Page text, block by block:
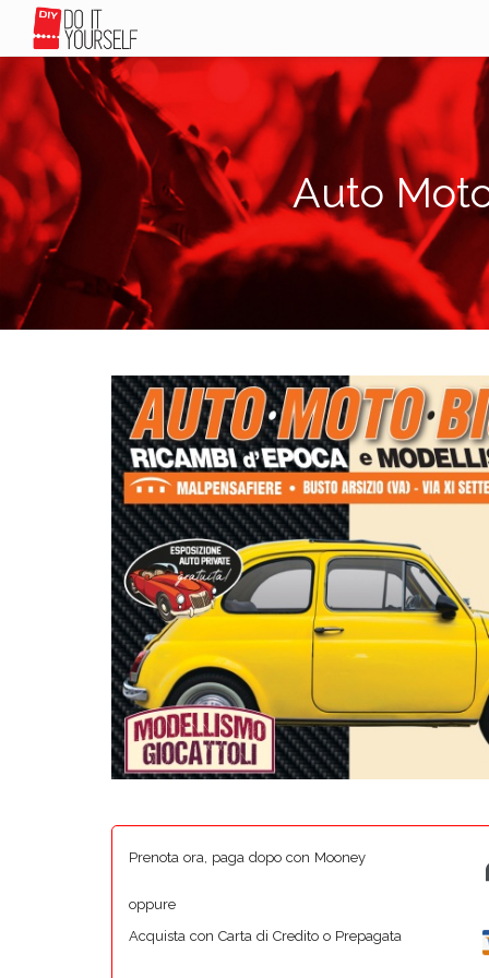
Auto
Prenota ora, paga dopo con Mooney
oppure
Acquista con Carta di Credito o Prepagata